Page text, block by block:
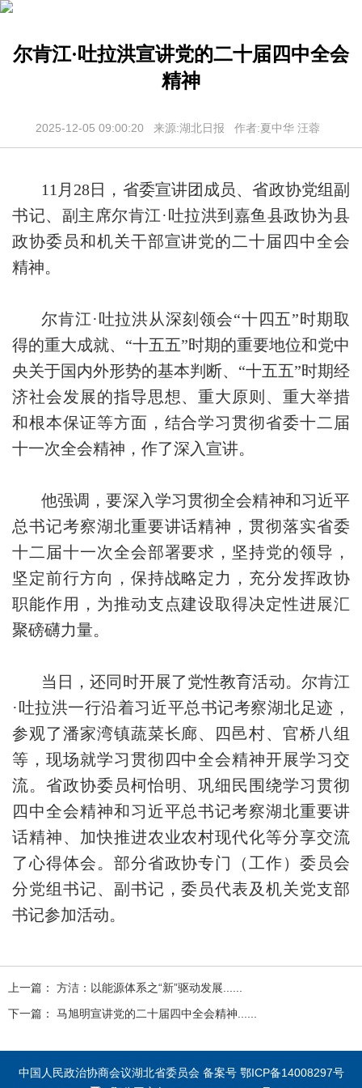
尔肯江·吐拉洪宣讲党的二十届四中全会
精神
2025-12-05 09:00:20 来源:湖北日报 作者:夏中华 汪蓉
11月28日，省委宣讲团成员、省政协党组副
书记、副主席尔肯江·吐拉洪到嘉鱼县政协为县
政协委员和机关干部宣讲党的二十届四中全会
精神。
尔肯江·吐拉洪从深刻领会“十四五”时期取
得的重大成就、“十五五”时期的重要地位和党中
央关于国内外形势的基本判断、“十五五”时期经
济社会发展的指导思想、重大原则、重大举措
和根本保证等方面，结合学习贯彻省委十二届
十一次全会精神，作了深入宣讲。
他强调，要深入学习贯彻全会精神和习近平
总书记考察湖北重要讲话精神，贯彻落实省委
十二届十一次全会部署要求，坚持党的领导，
坚定前行方向，保持战略定力，充分发挥政协
职能作用，为推动支点建设取得决定性进展汇
聚磅礴力量。
当日，还同时开展了党性教育活动。尔肯江
·吐拉洪一行沿着习近平总书记考察湖北足迹，
参观了潘家湾镇蔬菜长廊、四邑村、官桥八组
等，现场就学习贯彻四中全会精神开展学习交
流。省政协委员柯怡明、巩细民围绕学习贯彻
四中全会精神和习近平总书记考察湖北重要讲
话精神、加快推进农业农村现代化等分享交流
了心得体会。部分省政协专门（工作）委员会
分党组书记、副书记，委员代表及机关党支部
书记参加活动。
上一篇： 方洁：以能源体系之“新”驱动发展......
下一篇： 马旭明宣讲党的二十届四中全会精神......
中国人民政治协商会议湖北省委员会 备案号 鄂ICP备14008297号